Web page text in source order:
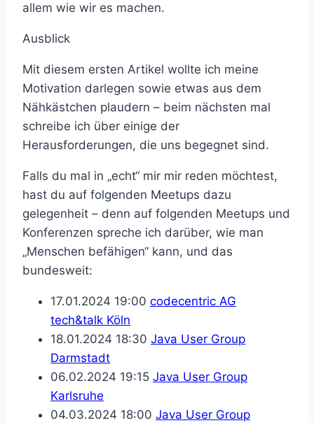
allem wie wir es machen.
Ausblick
Mit diesem ersten Artikel wollte ich meine
Motivation darlegen sowie etwas aus dem
Nähkästchen plaudern – beim nächsten mal
schreibe ich über einige der
Herausforderungen, die uns begegnet sind.
Falls du mal in „echt“ mir mir reden möchtest,
hast du auf folgenden Meetups dazu
gelegenheit – denn auf folgenden Meetups und
Konferenzen spreche ich darüber, wie man
„Menschen befähigen“ kann, und das
bundesweit:
17.01.2024 19:00 codecentric AG
tech&talk Köln
18.01.2024 18:30 Java User Group
Darmstadt
06.02.2024 19:15 Java User Group
Karlsruhe
04.03.2024 18:00 Java User Group